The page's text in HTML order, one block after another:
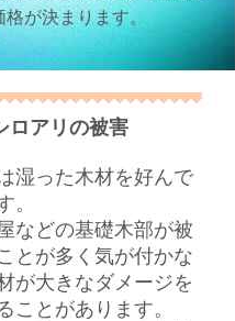
格が決まります。
ロアリの被害
湿った木材を好んで
。
などの基礎木部が被
とが多く気が付かな
が大きなダメージを
ことがあります。